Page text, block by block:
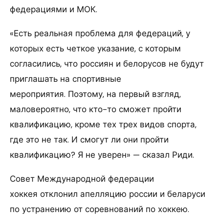
федерациями и МОК.
«Есть реальная проблема для федераций, у
которых есть четкое указание, с которым
согласились, что россиян и белорусов не будут
приглашать на спортивные
мероприятия. Поэтому, на первый взгляд,
маловероятно, что кто-то сможет пройти
квалификацию, кроме тех трех видов спорта,
где это не так. И смогут ли они пройти
квалификацию? Я не уверен» — сказал Риди.
Совет Международной федерации
хоккея отклонил апелляцию россии и беларуси
по устранению от соревнований по хоккею.